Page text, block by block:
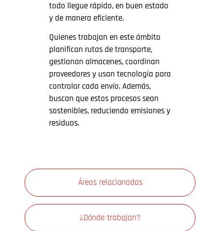
Áreas relacionadas
¿Dónde trabajan?
todo llegue rápido, en buen estado
y de manera eficiente.
Quienes trabajan en este ámbito
planifican rutas de transporte,
gestionan almacenes, coordinan
proveedores y usan tecnología para
controlar cada envío. Además,
buscan que estos procesos sean
sostenibles, reduciendo emisiones y
residuos.